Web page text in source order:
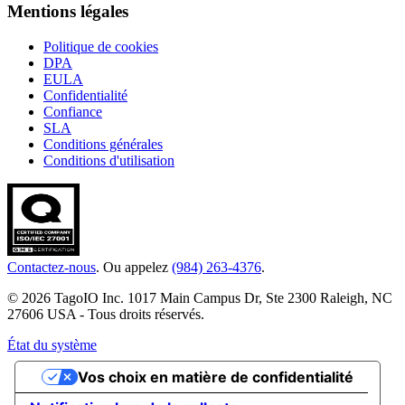
Mentions légales
Politique de cookies
DPA
EULA
Confidentialité
Confiance
SLA
Conditions générales
Conditions d'utilisation
Contactez-nous. Ou appelez (984) 263-4376.
© 2026 TagoIO Inc. 1017 Main Campus Dr, Ste 2300 Raleigh, NC
27606 USA - Tous droits réservés.
État du système
Vos choix en matière de confidentialité